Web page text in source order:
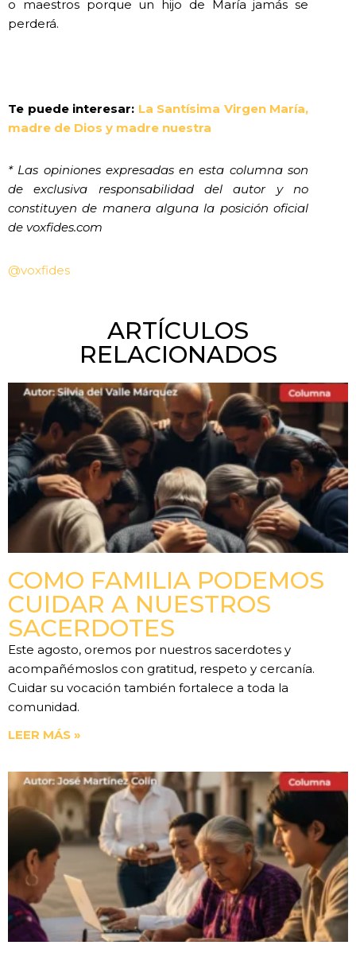
o maestros porque un hijo de María jamás se
perderá.
Te puede interesar: La Santísima Virgen María,
madre de Dios y madre nuestra
* Las opiniones expresadas en esta columna son
de exclusiva responsabilidad del autor y no
constituyen de manera alguna la posición oficial
de voxfides.com
@voxfides
ARTÍCULOS
RELACIONADOS
COMO FAMILIA PODEMOS
CUIDAR A NUESTROS
SACERDOTES
Este agosto, oremos por nuestros sacerdotes y
acompañémoslos con gratitud, respeto y cercanía.
Cuidar su vocación también fortalece a toda la
comunidad.
LEER MÁS »